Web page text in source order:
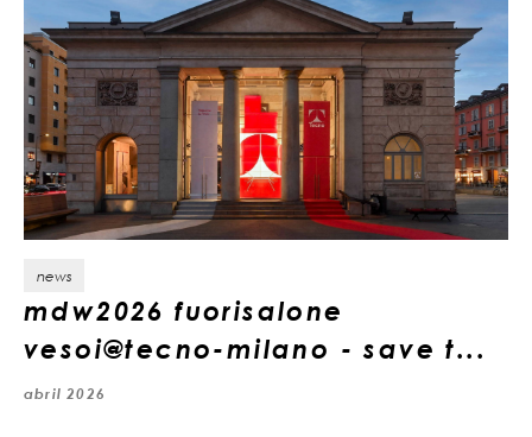
news
mdw2026 fuorisalone
vesoi@tecno-milano - save t...
abril 2026